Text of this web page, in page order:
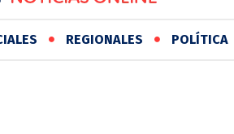
REGIONALES POLÍTICA